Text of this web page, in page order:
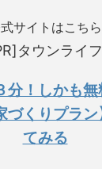
サイトはこち
タウンライフ
分！しかも無
づくりプラ
てみる